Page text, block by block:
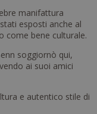
manifattura
esposti anche al
come bene culturale.
soggiornò qui,
ai suoi amici
e autentico stile di